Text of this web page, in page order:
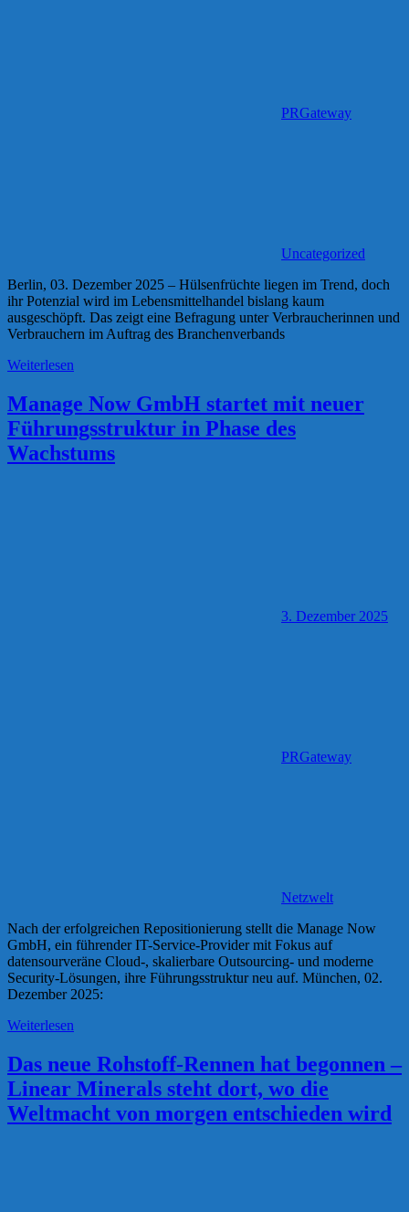
PRGateway
Uncategorized
Berlin, 03. Dezember 2025 – Hülsenfrüchte liegen im Trend, doch
ihr Potenzial wird im Lebensmittelhandel bislang kaum
ausgeschöpft. Das zeigt eine Befragung unter Verbraucherinnen und
Verbrauchern im Auftrag des Branchenverbands
Weiterlesen
Manage Now GmbH startet mit neuer
Führungsstruktur in Phase des
Wachstums
3. Dezember 2025
PRGateway
Netzwelt
Nach der erfolgreichen Repositionierung stellt die Manage Now
GmbH, ein führender IT-Service-Provider mit Fokus auf
datensourveräne Cloud-, skalierbare Outsourcing- und moderne
Security-Lösungen, ihre Führungsstruktur neu auf. München, 02.
Dezember 2025:
Weiterlesen
Das neue Rohstoff-Rennen hat begonnen –
Linear Minerals steht dort, wo die
Weltmacht von morgen entschieden wird